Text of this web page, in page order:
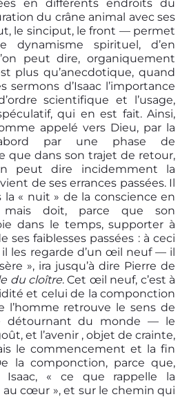
en différents endroits du
du crâne animal avec ses
le sinciput, le front — permet
dynamisme spirituel, d’en
peut dire, organiquement
plus qu’anecdotique, quand
sermons d’Isaac l’importance
scientifique et l’usage,
qui en est fait. Ainsi,
appelé vers Dieu, par la
par une phase de
que dans son trajet de retour,
peut dire incidemment la
de ses errances passées. Il
« nuit » de la conscience en
mais doit, parce que son
dans le temps, supporter à
ses faiblesses passées : à ceci
les regarde d’un œil neuf — il
», ira jusqu’à dire Pierre de
du cloître. Cet œil neuf, c’est à
et celui de la componction
l’homme retrouve le sens de
détournant du monde — le
et l’avenir , objet de crainte,
le commencement et la fin
la componction, parce que,
Isaac, « ce que rappelle la
au cœur », et sur le chemin qui